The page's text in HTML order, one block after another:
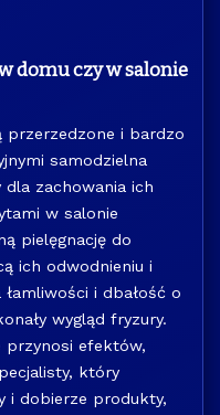
domu czy w salonie
przerzedzone i bardzo
samodzielna
zachowania ich
w salonie
pielęgnację do
ich odwodnieniu i
i dbałość o
wygląd fryzury.
przynosi efektów,
który
i dobierze produkty,